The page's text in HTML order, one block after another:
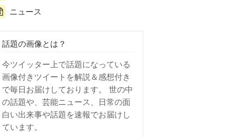
ニュース
話題の画像とは？
今ツイッター上で話題になっている
画像付きツイートを解説＆感想付き
で毎日お届けしております。 世の中
の話題や、芸能ニュース、日常の面
白い出来事や話題を速報でお届けし
ています。